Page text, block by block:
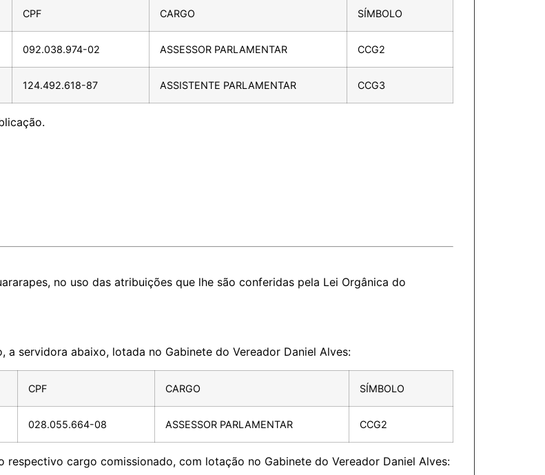
CPF CARGO SÍMBOLO
092.038.974-02 ASSESSOR PARLAMENTAR CCG2
124.492.618-87 ASSISTENTE PARLAMENTAR CCG3
no uso das atribuições que lhe são conferidas pela Lei Orgânica do
servidora abaixo, lotada no Gabinete do Vereador Daniel Alves:
CPF CARGO SÍMBOLO
028.055.664-08 ASSESSOR PARLAMENTAR CCG2
respectivo cargo comissionado, com lotação no Gabinete do Vereador Daniel Alves: